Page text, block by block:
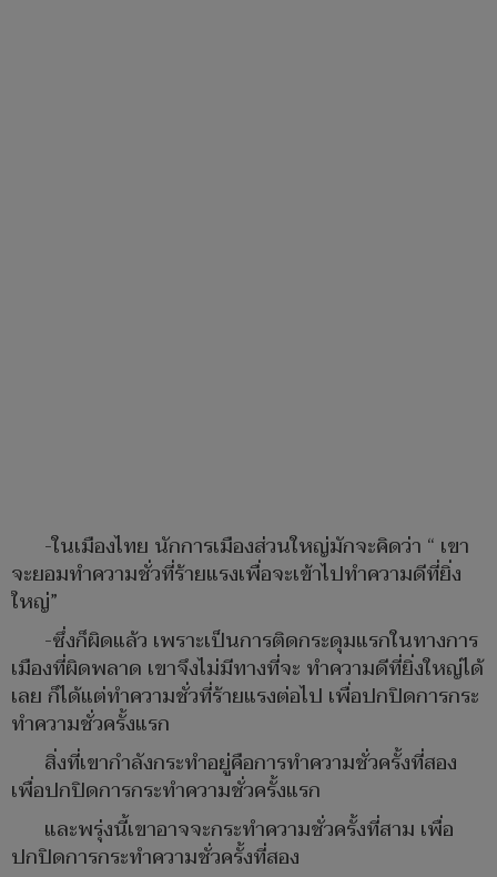
-ในเมืองไทย นักการเมืองส่วนใหญ่มักจะคิดว่า “ เขา
จะยอมทำความชั่วที่ร้ายแรงเพื่อจะเข้าไปทำความดีที่ยิ่ง
ใหญ่”
-ซึ่งก็ผิดแล้ว เพราะเป็นการติดกระดุมแรกในทางการ
เมืองที่ผิดพลาด เขาจึงไม่มีทางที่จะ ทำความดีที่ยิ่งใหญ่ได้
เลย ก็ได้แต่ทำความชั่วที่ร้ายแรงต่อไป เพื่อปกปิดการกระ
ทำความชั่วครั้งแรก
สิ่งที่เขากำลังกระทำอยู่คือการทำความชั่วครั้งที่สอง
เพื่อปกปิดการกระทำความชั่วครั้งแรก
และพรุ่งนี้เขาอาจจะกระทำความชั่วครั้งที่สาม เพื่อ
ปกปิดการกระทำความชั่วครั้งที่สอง